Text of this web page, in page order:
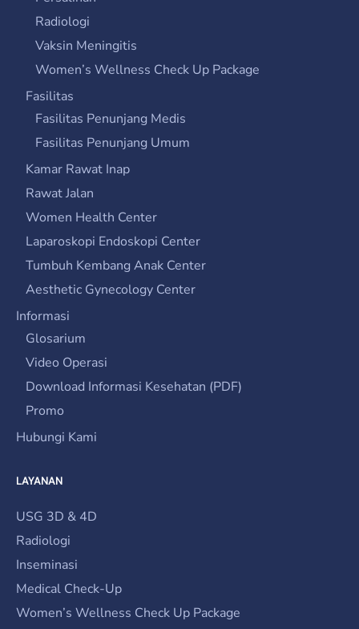
Radiologi
Vaksin Meningitis
Women’s Wellness Check Up Package
Fasilitas
Fasilitas Penunjang Medis
Fasilitas Penunjang Umum
Kamar Rawat Inap
Rawat Jalan
Women Health Center
Laparoskopi Endoskopi Center
Tumbuh Kembang Anak Center
Aesthetic Gynecology Center
Informasi
Glosarium
Video Operasi
Download Informasi Kesehatan (PDF)
Promo
Hubungi Kami
LAYANAN
USG 3D & 4D
Radiologi
Inseminasi
Medical Check-Up
Women’s Wellness Check Up Package